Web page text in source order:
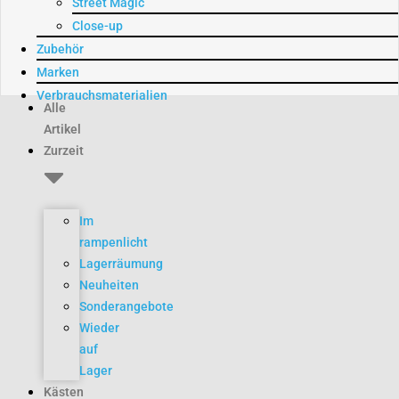
Street Magic
Close-up
Zubehör
Marken
Verbrauchsmaterialien
Alle
Artikel
Zurzeit
Im
rampenlicht
Lagerräumung
Neuheiten
Sonderangebote
Wieder
auf
Lager
Kästen